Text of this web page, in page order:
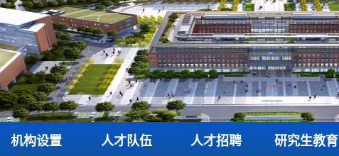
机构设置 人才队伍 人才招聘 研究生教育